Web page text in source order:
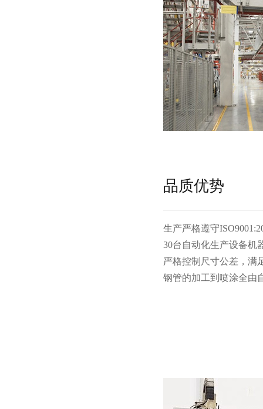
品质优势
生产严格遵守
30台自动化生产设备机器
严格控制尺寸公差，满
钢管的加工到喷涂全由自